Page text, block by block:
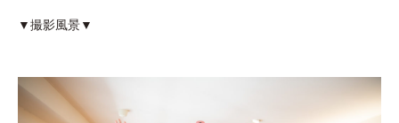
▼撮影風景▼